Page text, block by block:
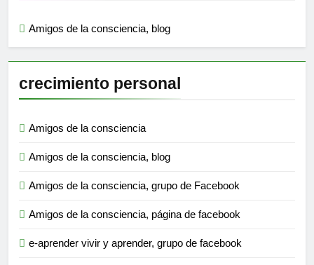
Amigos de la consciencia, blog
crecimiento personal
Amigos de la consciencia
Amigos de la consciencia, blog
Amigos de la consciencia, grupo de Facebook
Amigos de la consciencia, página de facebook
e-aprender vivir y aprender, grupo de facebook